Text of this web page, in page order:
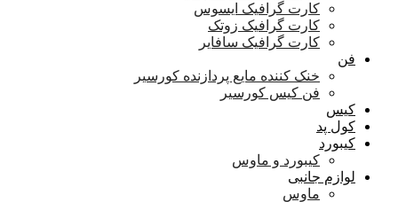
کارت گرافیک ایسوس
کارت گرافیک زوتک
کارت گرافیک سافایر
فن
خنک کننده مایع پردازنده کورسیر
فن کیس کورسیر
کیس
کول پد
کیبورد
کیبورد و ماوس
لوازم جانبی
ماوس